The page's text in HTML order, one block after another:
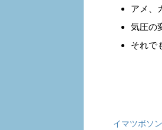
アメ、
気圧の
それで
イマツボソ